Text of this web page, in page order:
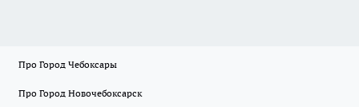
Про Город Чебоксары
Про Город Новочебоксарск